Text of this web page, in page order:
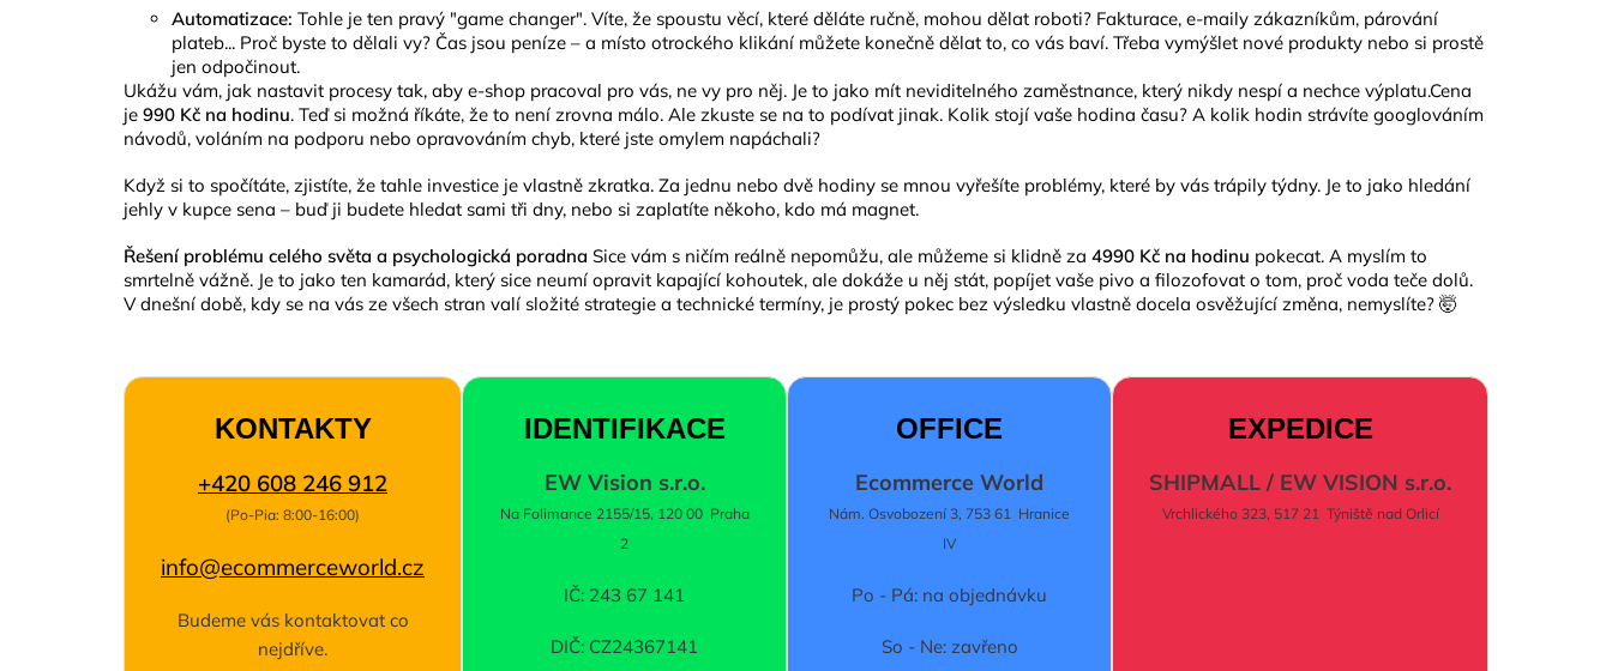
Automatizace: Tohle je ten pravý "game changer". Víte, že spoustu věcí, které děláte ručně, mohou dělat roboti? Fakturace, e-maily zákazníkům, párování
plateb... Proč byste to dělali vy? Čas jsou peníze – a místo otrockého klikání můžete konečně dělat to, co vás baví. Třeba vymýšlet nové produkty nebo si prostě
jen odpočinout.
Ukážu vám, jak nastavit procesy tak, aby e-shop pracoval pro vás, ne vy pro něj. Je to jako mít neviditelného zaměstnance, který nikdy nespí a nechce výplatu.Cena
je 990 Kč na hodinu. Teď si možná říkáte, že to není zrovna málo. Ale zkuste se na to podívat jinak. Kolik stojí vaše hodina času? A kolik hodin strávíte googlováním
návodů, voláním na podporu nebo opravováním chyb, které jste omylem napáchali?
Když si to spočítáte, zjistíte, že tahle investice je vlastně zkratka. Za jednu nebo dvě hodiny se mnou vyřešíte problémy, které by vás trápily týdny. Je to jako hledání
jehly v kupce sena – buď ji budete hledat sami tři dny, nebo si zaplatíte někoho, kdo má magnet.
Řešení problému celého světa a psychologická poradna Sice vám s ničím reálně nepomůžu, ale můžeme si klidně za 4990 Kč na hodinu pokecat. A myslím to
smrtelně vážně. Je to jako ten kamarád, který sice neumí opravit kapající kohoutek, ale dokáže u něj stát, popíjet vaše pivo a filozofovat o tom, proč voda teče dolů.
V dnešní době, kdy se na vás ze všech stran valí složité strategie a technické termíny, je prostý pokec bez výsledku vlastně docela osvěžující změna, nemyslíte? 🤯
KONTAKTY
+420 608 246 912
(Po-Pia: 8:00-16:00)
info@ecommerceworld.cz
Budeme vás kontaktovat co
nejdříve.
IDENTIFIKACE
EW Vision s.r.o.
Na Folimance 2155/15, 120 00 Praha
2
IČ: 243 67 141
DIČ: CZ24367141
OFFICE
Ecommerce World
Nám. Osvobození 3, 753 61 Hranice
IV
Po - Pá: na objednávku
So - Ne: zavřeno
EXPEDICE
SHIPMALL / EW VISION s.r.o.
Vrchlického 323, 517 21 Týniště nad Orlicí